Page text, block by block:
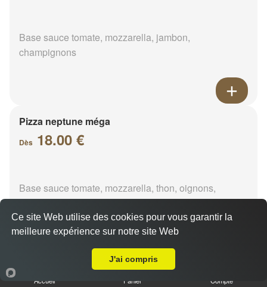
Base sauce tomate, mozzarella, jambon,
champignons
Pizza neptune méga
Dès 18.00 €
Base sauce tomate, mozzarella, thon, oignons,
poivrons, olives
Pizza napolitaine méga
Accueil Panier Compte
Ce site Web utilise des cookies pour vous garantir la
meilleure expérience sur notre site Web
J'ai compris